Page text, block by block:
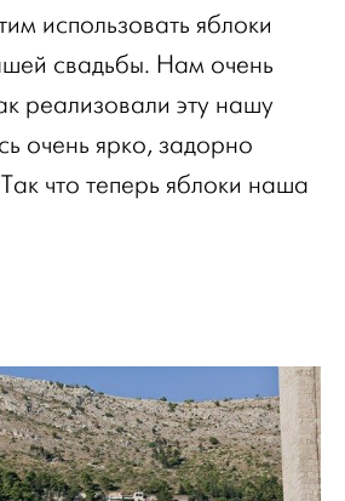
использовать яблоки
свадьбы. Нам очень
реализовали эту нашу
очень ярко, задорно
что теперь яблоки наша